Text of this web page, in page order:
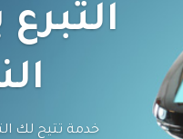
خدمة تتيح لك